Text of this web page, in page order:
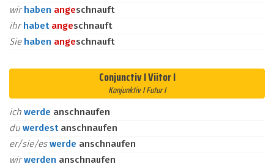
wirhaben angeschnauft
ihrhabet angeschnauft
Sie haben angeschnauft
Conjunctiv I Viitor I
Konjunktiv I Futur I
ich werde anschnaufen
du werdest anschnaufen
er/sie/eswerde anschnaufen
wirwerden anschnaufen